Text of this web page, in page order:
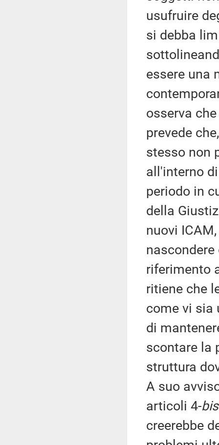
usufruire
si debba
essere una
osserva
prevede
stesso non
all'interno
periodo in
della
nuovi
riferimento
ritiene che
come vi sia
di
scontare la
struttura
A suo
articoli 4-bis
creerebbe